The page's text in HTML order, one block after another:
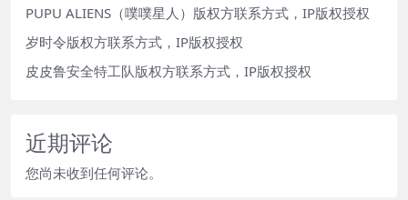
PUPU ALIENS（噗噗星人）版权方联系方式，IP版权授权
岁时令版权方联系方式，IP版权授权
皮皮鲁安全特工队版权方联系方式，IP版权授权
近期评论
您尚未收到任何评论。